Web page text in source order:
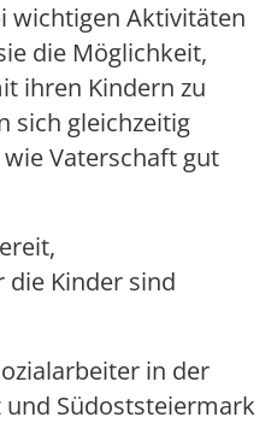
wichtigen Aktivitäten
die Möglichkeit,
ihren Kindern zu
sich gleichzeitig
Vaterschaft gut
Kinder sind
in der
Südoststeiermark